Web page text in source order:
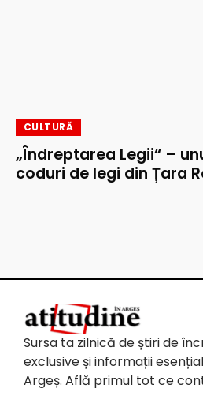
CULTURĂ
„Îndreptarea Legii“ –
coduri de legi din Țara
Sursa ta zilnică de știri de
exclusive și informații
Argeș. Află primul tot ce